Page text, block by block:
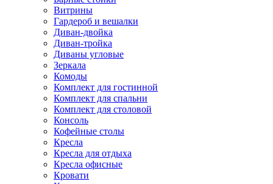
Витрины
Гардероб и вешалки
Диван-двойка
Диван-тройка
Диваны угловые
Зеркала
Комоды
Комплект для гостинной
Комплект для спальни
Комплект для столовой
Консоль
Кофейные столы
Кресла
Кресла для отдыха
Кресла офисные
Кровати